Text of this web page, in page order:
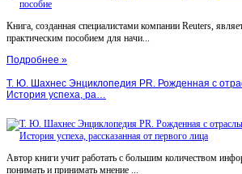
Книга, созданная специалистами компании Reuters,
практическим пособием для начи...
Подробнее »
Т. Ю. Шахнес Энциклопедия PR. Рожденная с
История успеха, ра…
Автор книги учит работать с большим количеством
понимать и принимать мнение ...